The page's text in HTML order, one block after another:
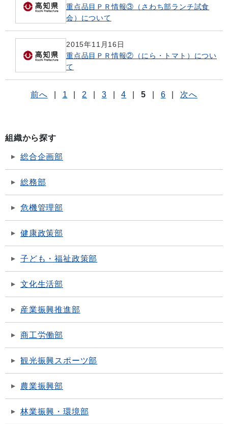
重点品目ＰＲ情報③（さわち部ランチ試食
会）について
2015年11月16日
重点品目ＰＲ情報②（にら・トマト）につい
て
前へ 1 2 3 4 5 6 次へ
組織から探す
総合企画部
総務部
危機管理部
健康政策部
子ども・福祉政策部
文化生活部
産業振興推進部
商工労働部
観光振興スポーツ部
農業振興部
林業振興・環境部